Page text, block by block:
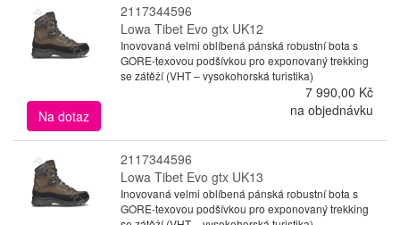
2117344596
Lowa Tibet Evo gtx UK12
Inovovaná velmi oblíbená pánská robustní bota s
GORE-texovou podšívkou pro exponovaný trekking
se zátěží (VHT – vysokohorská turistika)
7 990,00 Kč
Na dotaz
na objednávku
2117344596
Lowa Tibet Evo gtx UK13
Inovovaná velmi oblíbená pánská robustní bota s
GORE-texovou podšívkou pro exponovaný trekking